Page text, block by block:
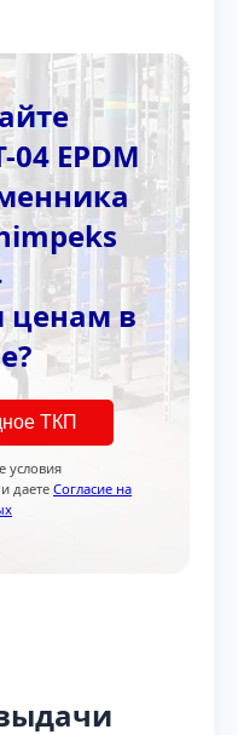
EPDM
ценам в
ТКП
условия
и даете Согласие на